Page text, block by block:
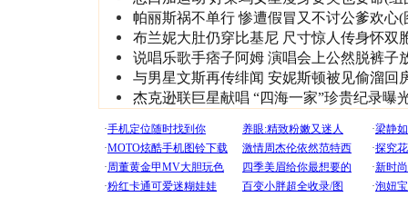
帕丽斯祸不单行 惨遭假冒又不讨公爹欢心(
布兰妮大肚仍穿比基尼 尺寸惊人传身怀双
说唱乐歌手痞子阿姆 演唱会上公然脱裤子
与男星文斯再传绯闻 安妮斯顿被见偷溜回
杰克逊联巨星献唱 “四海一家”珍贵纪录曝